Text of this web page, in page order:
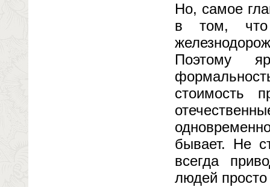
Но, самое
в том,
Поэтому
стоимость
бывает. Не
всегда
людей